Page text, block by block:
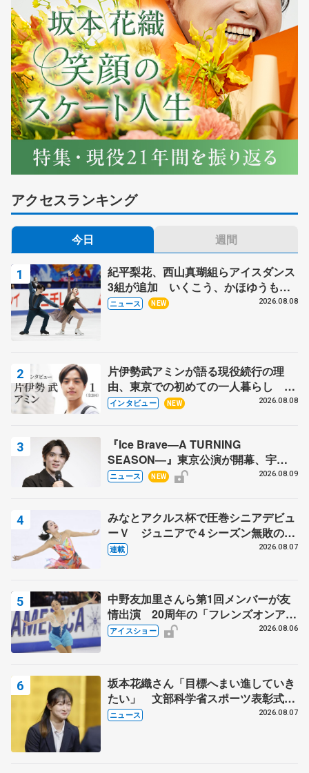
アクセスランキング
今日 週間
紀平梨花、西山真瑚組らアイスダンス
3組が追加 いくこう、かほゆうも、
木下グループ杯
ニュース NEW 2026.08.08
片伊勢武アミンが語る現役続行の理
由、東京での初めての一人暮らし 注
目スケーターの「今」に迫る
インタビュー NEW 2026.08.08
『Ice Brave―A TURNING
SEASON―』東京公演が開幕、宇野
昌磨の『Ice Brave』にかける思いを
ニュース NEW 2026.08.09
みなとアクルス杯で圧巻シニアデビュ
ーＶ ジュニアで４シーズン無敗の島
田麻央
連載 2026.08.07
中野友加里さんら第1回メンバーが友
情出演 20周年の「フレンズオンアイ
ス」 宮本賢二さん、有川梨絵さん、
アイスショー 2026.08.06
坂本花織さん「目標へまい進していき
たい」 文部科学省スポーツ表彰式で
代表謝辞
ニュース 2026.08.07